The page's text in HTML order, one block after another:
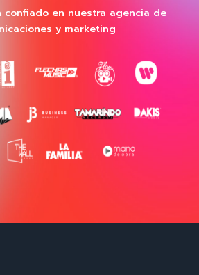
confiado en nuestra agencia de
y marketing